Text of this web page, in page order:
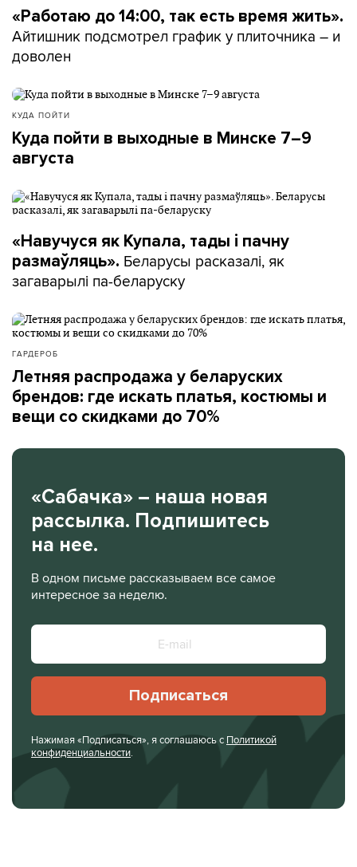
«Работаю до 14:00, так есть время жить».
Айтишник подсмотрел график у плиточника – и
доволен
КУДА ПОЙТИ
Куда пойти в выходные в Минске 7–9
августа
«Навучуся як Купала, тады і пачну
размаўляць». Беларусы расказалі, як
загаварылі па-беларуску
ГАРДЕРОБ
Летняя распродажа у беларуских
брендов: где искать платья, костюмы и
вещи со скидками до 70%
«Сабачка» – наша новая
рассылка. Подпишитесь
на нее.
В одном письме рассказываем все самое
интересное за неделю.
Подписаться
Нажимая «Подписаться», я соглашаюсь с Политикой
конфиденциальности.